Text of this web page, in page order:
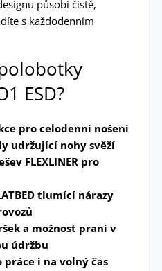
působí čistě,
s každodenním
ESD?
pro celodenní nošení
udržující nohy svěží
FLEXLINER pro
tlumící nárazy
a možnost praní v
údržbu
práce i na volný čas